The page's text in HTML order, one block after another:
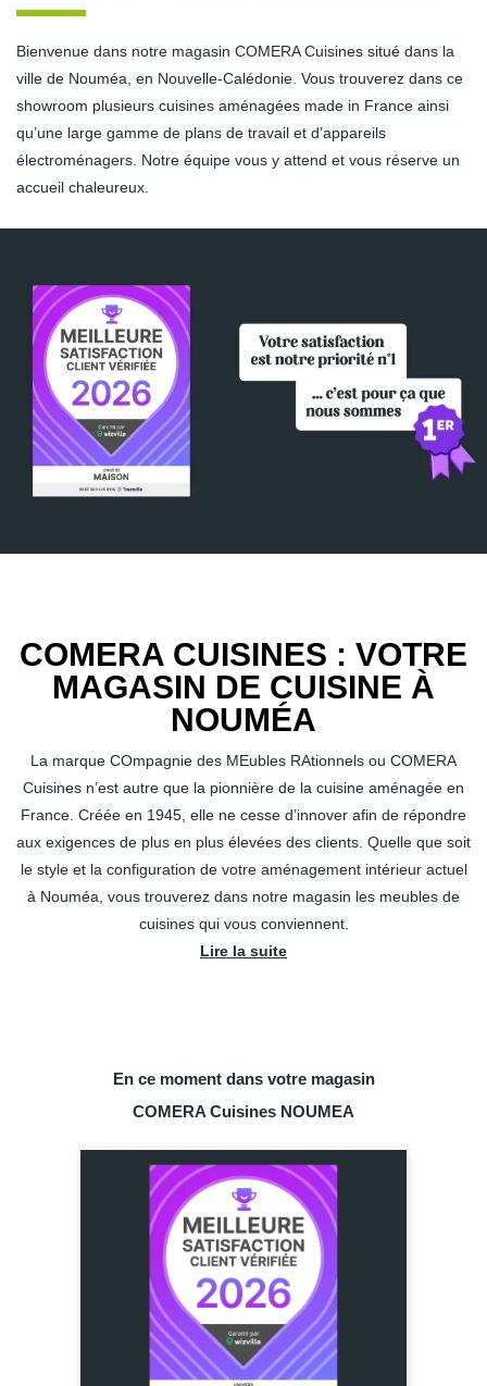
Bienvenue dans notre magasin COMERA Cuisines situé dans la
ville de Nouméa, en Nouvelle-Calédonie. Vous trouverez dans ce
showroom plusieurs cuisines aménagées made in France ainsi
qu’une large gamme de plans de travail et d’appareils
électroménagers. Notre équipe vous y attend et vous réserve un
accueil chaleureux.
COMERA CUISINES : VOTRE
MAGASIN DE CUISINE À
NOUMÉA
La marque COmpagnie des MEubles RAtionnels ou COMERA
Cuisines n’est autre que la pionnière de la cuisine aménagée en
France. Créée en 1945, elle ne cesse d’innover afin de répondre
aux exigences de plus en plus élevées des clients. Quelle que soit
le style et la configuration de votre aménagement intérieur actuel
à Nouméa, vous trouverez dans notre magasin les meubles de
cuisines qui vous conviennent.
Lire la suite
En ce moment dans votre magasin
COMERA Cuisines NOUMEA